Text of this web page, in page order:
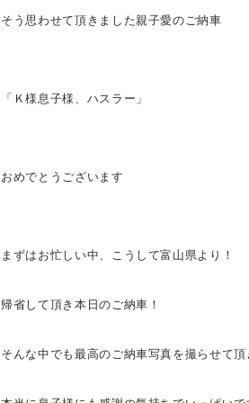
そう思わせて頂きました親子愛のご納車
「Ｋ様息子様、ハスラー」
おめでとうございます
まずはお忙しい中、こうして富山県より！
帰省して頂き本日のご納車！
そんな中でも最高のご納車写真を撮らせて頂